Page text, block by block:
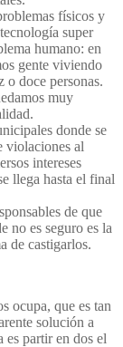
físicos y
super
humano: en
gente viviendo
o doce personas.
muy
donde se
violaciones al
intereses
llega hasta el final
de que
no es seguro es la
de castigarlos.
ocupa, que es tan
solución a
es partir en dos el